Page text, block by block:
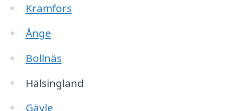
Kramfors
Ånge
Bollnäs
Hälsingland
Gävle